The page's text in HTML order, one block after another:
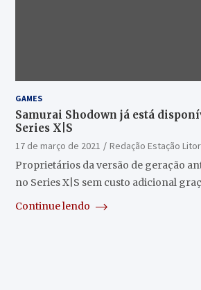
GAMES
Samurai Shodown já está
Series X|S
17 de março de 2021
Redação Estação
Proprietários da versão de geração
no Series X|S sem custo adicional
Continue lendo